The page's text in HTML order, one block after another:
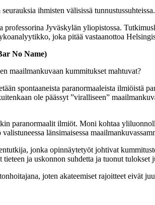
ihmisten välisissä tunnustussuhteissa.
Jyväskylän yliopistossa.
joka pitää vastaanottoa
No Name)
maailmankuvaan kummitukset mahtuvat?
spontaaneista paranormaaleista ilmiöistä
ole päässyt ”viralliseen”
paranormaalit ilmiöt. Moni kohtaa
länsimaisessa
jonka opinnäytetyöt johtivat
ja uskonnon suhdetta ja tuonut
joten akateemiset rajoitteet eivät